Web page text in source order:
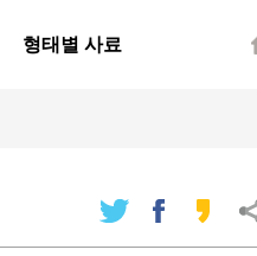
형태별 사료